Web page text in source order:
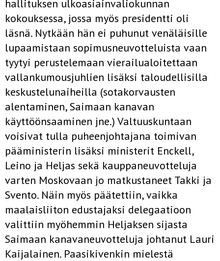
hallituksen ulkoasiainvaliokunnan
kokouksessa, jossa myös presidentti oli
läsnä. Nytkään hän ei puhunut venäläisille
lupaamistaan sopimusneuvotteluista vaan
tyytyi perustelemaan vierailualoitettaan
vallankumousjuhlien lisäksi taloudellisilla
keskustelunaiheilla (sotakorvausten
alentaminen, Saimaan kanavan
käyttöönsaaminen jne.) Valtuuskuntaan
voisivat tulla puheenjohtajana toimivan
pääministerin lisäksi ministerit Enckell,
Leino ja Heljas sekä kauppaneuvotteluja
varten Moskovaan jo matkustaneet Takki ja
Svento. Näin myös päätettiin, vaikka
maalaisliiton edustajaksi delegaatioon
valittiin myöhemmin Heljaksen sijasta
Saimaan kanavaneuvotteluja johtanut Lauri
Kaijalainen. Paasikivenkin mielestä